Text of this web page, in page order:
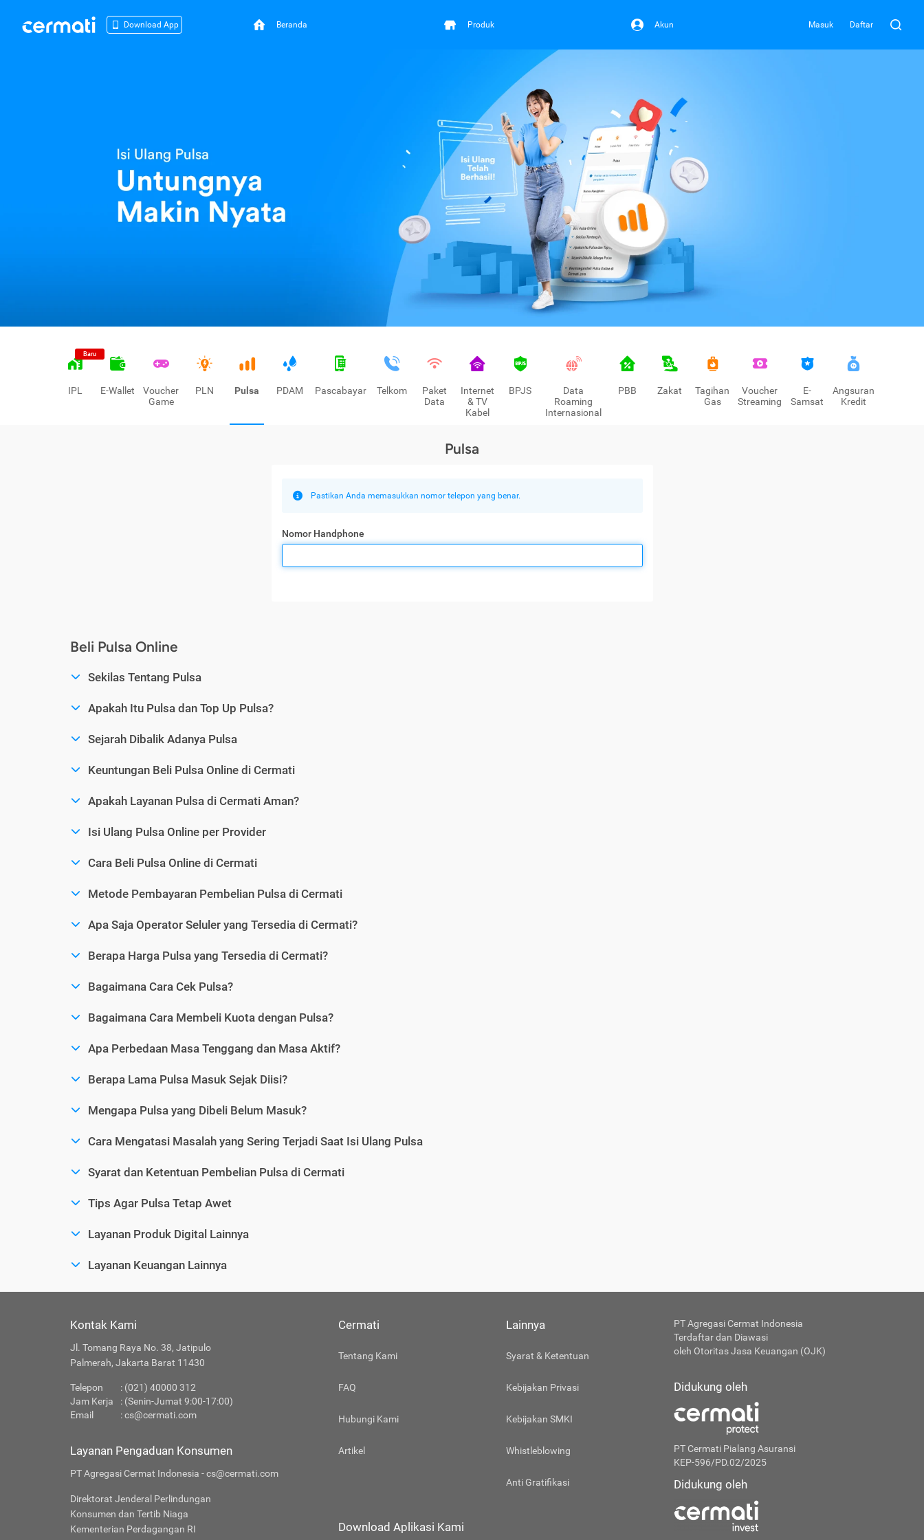
Download App Beranda Produk Akun Masuk Daftar
Baru
IPL E-Wallet
Voucher
Game
PLN Pulsa PDAM Pascabayar Telkom
Paket
Data
Internet
& TV
Kabel
BPJS
Data
Roaming
Internasional
PBB Zakat
Tagihan
Gas
Voucher
Streaming
E-
Samsat
Angsuran
Kredit
Pulsa
Pastikan Anda memasukkan nomor telepon yang benar.
Nomor Handphone
Beli Pulsa Online
Sekilas Tentang Pulsa
Apakah Itu Pulsa dan Top Up Pulsa?
Sejarah Dibalik Adanya Pulsa
Keuntungan Beli Pulsa Online di Cermati
Apakah Layanan Pulsa di Cermati Aman?
Isi Ulang Pulsa Online per Provider
Cara Beli Pulsa Online di Cermati
Metode Pembayaran Pembelian Pulsa di Cermati
Apa Saja Operator Seluler yang Tersedia di Cermati?
Berapa Harga Pulsa yang Tersedia di Cermati?
Bagaimana Cara Cek Pulsa?
Bagaimana Cara Membeli Kuota dengan Pulsa?
Apa Perbedaan Masa Tenggang dan Masa Aktif?
Berapa Lama Pulsa Masuk Sejak Diisi?
Mengapa Pulsa yang Dibeli Belum Masuk?
Cara Mengatasi Masalah yang Sering Terjadi Saat Isi Ulang Pulsa
Syarat dan Ketentuan Pembelian Pulsa di Cermati
Tips Agar Pulsa Tetap Awet
Layanan Produk Digital Lainnya
Layanan Keuangan Lainnya
Kontak Kami
Jl. Tomang Raya No. 38, Jatipulo
Palmerah, Jakarta Barat 11430
Telepon
: (021) 40000 312
Jam Kerja
: (Senin-Jumat 9:00-17:00)
Email
:cs@cermati.com
Layanan Pengaduan Konsumen
PT Agregasi Cermat Indonesia - cs@cermati.com
Direktorat Jenderal Perlindungan
Konsumen dan Tertib Niaga
Kementerian Perdagangan RI
Cermati
Tentang Kami
FAQ
Hubungi Kami
Artikel
Lainnya
Syarat & Ketentuan
Kebijakan Privasi
Kebijakan SMKI
Whistleblowing
Anti Gratifikasi
Download Aplikasi Kami
PT Agregasi Cermat Indonesia
Terdaftar dan Diawasi
oleh Otoritas Jasa Keuangan (OJK)
Didukung oleh
PT Cermati Pialang Asuransi
KEP-596/PD.02/2025
Didukung oleh